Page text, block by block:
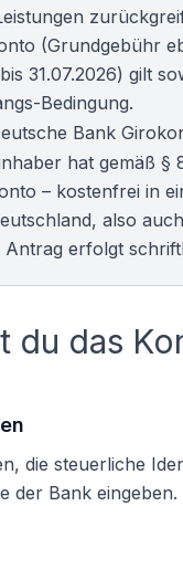
(Grundgebühr
31.07.2026) gilt
Bedingung.
Bank
hat gemäß §
– kostenfrei in
also
erfolgt
du das
die steuerliche
der Bank eingeben.